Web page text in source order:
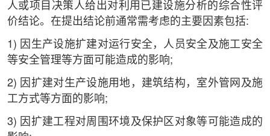
人或项目决策人给出对利用已建设施分析的综合性评
价结论。在提出结论前通常需考虑的主要因素包括:
1) 因生产设施扩建对运行安全，人员安全及施工安全
等安全管理等方面可能造成的影响;
2) 因扩建对生产设施用地，建筑结构，室外管网及施
工方式等方面的影响;
3) 因扩建工程对周围环境及保护区对象等可能造成的